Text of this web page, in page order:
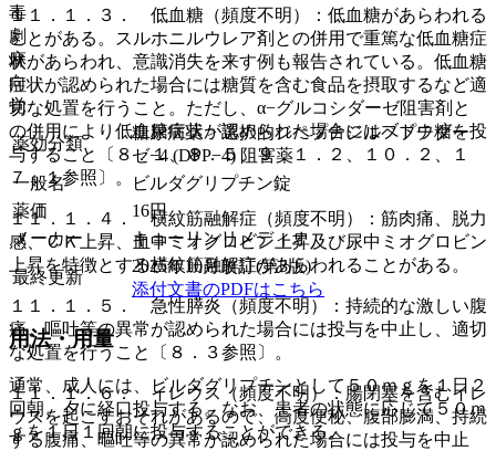
１１．１．３． 低血糖（頻度不明）：低血糖があらわれる
ことがある。スルホニルウレア剤との併用で重篤な低血糖症
状があらわれ、意識消失を来す例も報告されている。低血糖
症状が認められた場合には糖質を含む食品を摂取するなど適
切な処置を行うこと。ただし、α−グルコシダーゼ阻害剤と
の併用により低血糖症状が認められた場合にはブドウ糖を投
与すること〔８．１、８．５、９．１．２、１０．２、１
７．１参照〕。
１１．１．４． 横紋筋融解症（頻度不明）：筋肉痛、脱力
感、ＣＫ上昇、血中ミオグロビン上昇及び尿中ミオグロビン
上昇を特徴とする横紋筋融解症があらわれることがある。
１１．１．５． 急性膵炎（頻度不明）：持続的な激しい腹
痛、嘔吐等の異常が認められた場合には投与を中止し、適切
な処置を行うこと〔８．３参照〕。
１１．１．６． イレウス（頻度不明）：腸閉塞を含むイレ
ウスを起こすおそれがあるので、高度便秘、腹部膨満、持続
する腹痛、嘔吐等の異常が認められた場合には投与を中止
毒
劇
麻
向
覚
薬効分類
糖尿病薬 > 選択的ジペプチジルペプチダー
ゼ−4 (DPP−4) 阻害薬
一般名
ビルダグリプチン錠
薬価
16円
メーカー
キョーリンリメディオ
最終更新
2025年10月改訂(第3版)
添付文書のPDFはこちら
用法・用量
通常、成人には、ビルダグリプチンとして５０ｍｇを１日２
回朝、夕に経口投与する。なお、患者の状態に応じて５０ｍ
ｇを１日１回朝に投与することができる。